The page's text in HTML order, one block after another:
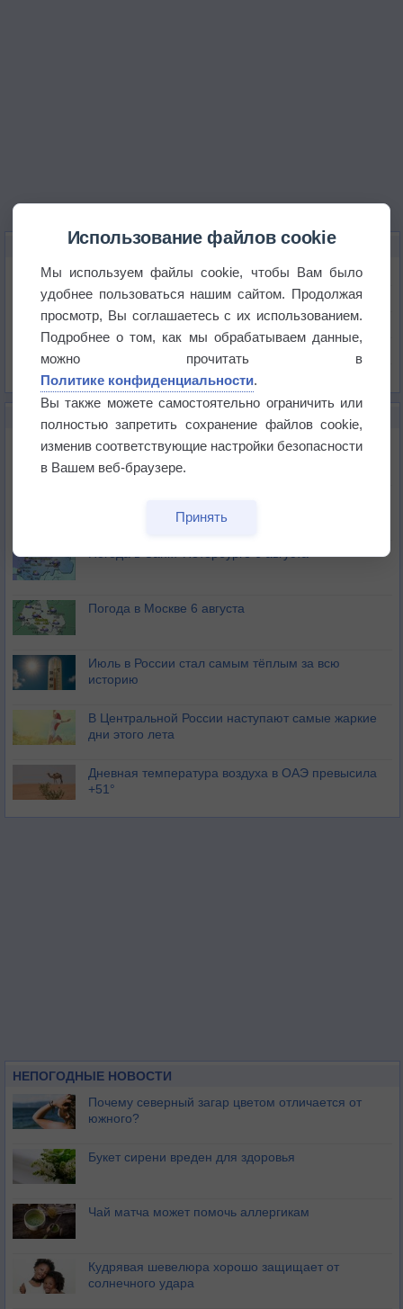
КАРТЫ ПОГОДЫ В ЕЛЕНЯ-ГУРЕ
Температура
Давление
Осадки
Список всех карт
Погода в Екатеринбурге 6 августа
Погода в Санкт-Петербурге 6 августа
Погода в Москве 6 августа
Июль в России стал самым тёплым за всю
историю
В Центральной России наступают самые жаркие
дни этого лета
Дневная температура воздуха в ОАЭ превысила
+51°
НЕПОГОДНЫЕ НОВОСТИ
Почему северный загар цветом отличается от
южного?
Букет сирени вреден для здоровья
Чай матча может помочь аллергикам
Кудрявая шевелюра хорошо защищает от
солнечного удара
Использование файлов cookie
Мы используем файлы cookie, чтобы Вам было
удобнее пользоваться нашим сайтом. Продолжая
просмотр, Вы соглашаетесь с их использованием.
Подробнее о том, как мы обрабатываем данные,
можно прочитать в
Политике конфиденциальности.
Вы также можете самостоятельно ограничить или
полностью запретить сохранение файлов cookie,
изменив соответствующие настройки безопасности
в Вашем веб-браузере.
Принять